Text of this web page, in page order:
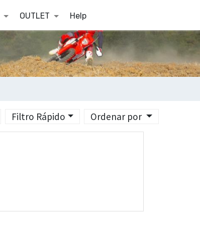
OUTLET Help
Ordenar por
Filtro Rápido